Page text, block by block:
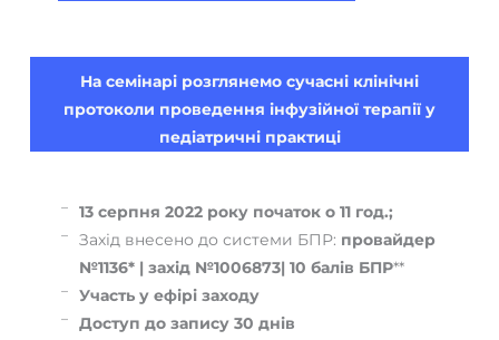
На семінарі розглянемо сучасні клінічні
протоколи проведення інфузійної терапії у
педіатричні практиці
13 серпня 2022 року початок о 11 год.;
Захід внесено до системи БПР: провайдер
№1136* | захід №1006873| 10 балів БПР**
Участь у ефірі заходу
Доступ до запису 30 днів